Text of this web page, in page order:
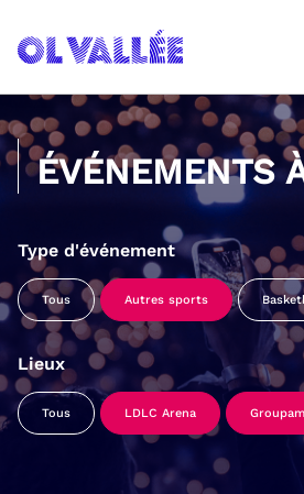
ÉVÉNEMENTS
Type d'événement
Tous Autres sports
Lieux
Tous LDLC Arena